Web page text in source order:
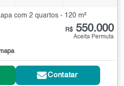
com 2 quartos - 120 m²
R$ 550.000
Aceita Permuta
Contatar